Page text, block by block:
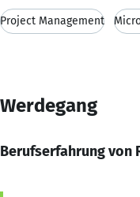
Project Management
Werdegang
Berufserfahrung von